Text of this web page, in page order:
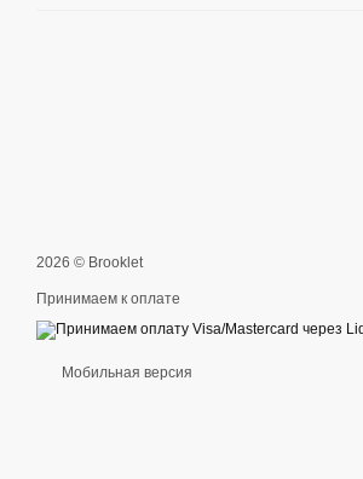
2026 © Brooklet
Принимаем к оплате
Мобильная версия